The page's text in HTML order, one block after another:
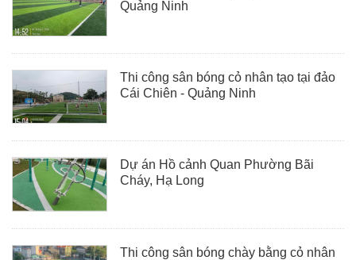
Quảng Ninh
Thi công sân bóng cỏ nhân tạo tại đảo
Cái Chiên - Quảng Ninh
Dự án Hồ cảnh Quan Phường Bãi
Cháy, Hạ Long
Thi công sân bóng chày bằng cỏ nhân